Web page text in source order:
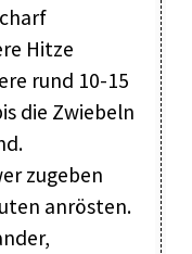
Hitze
rund 10-15
die Zwiebeln
zugeben
anrösten.